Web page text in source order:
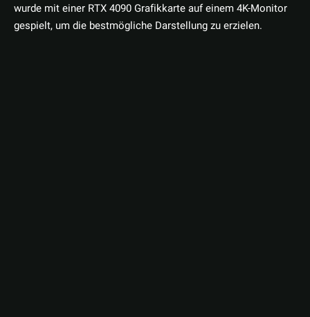
wurde mit einer RTX 4090 Grafikkarte auf einem 4K-Monitor
gespielt, um die bestmögliche Darstellung zu erzielen.